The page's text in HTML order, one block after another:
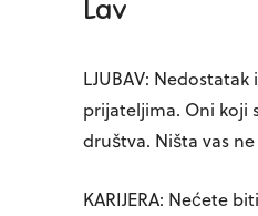
Lav
LJUBAV:
prijateljima. Oni koji
društva. Ništa vas
KARIJERA: Nećete